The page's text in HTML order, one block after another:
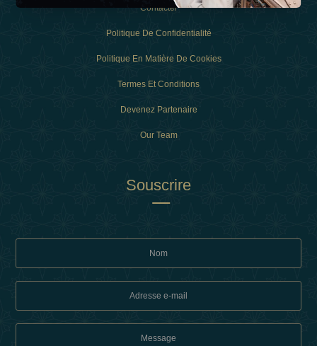
Contacter
Politique De Confidentialité
Politique En Matière De Cookies
Termes Et Conditions
Devenez Partenaire
Our Team
Souscrire